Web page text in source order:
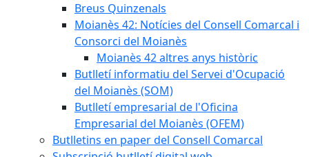
Breus Quinzenals
Moianès 42: Notícies del Consell Comarcal i
Consorci del Moianès
Moianès 42 altres anys històric
Butlletí informatiu del Servei d'Ocupació
del Moianès (SOM)
Butlletí empresarial de l'Oficina
Empresarial del Moianès (OFEM)
Butlletins en paper del Consell Comarcal